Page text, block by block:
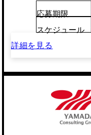
応募期限
スケジュール
詳細を見る